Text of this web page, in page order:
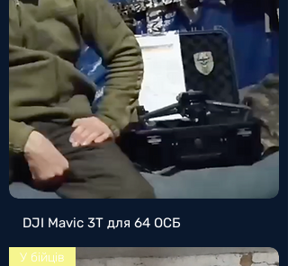
DJI Mavic 3T для 64 ОСБ
У бійців